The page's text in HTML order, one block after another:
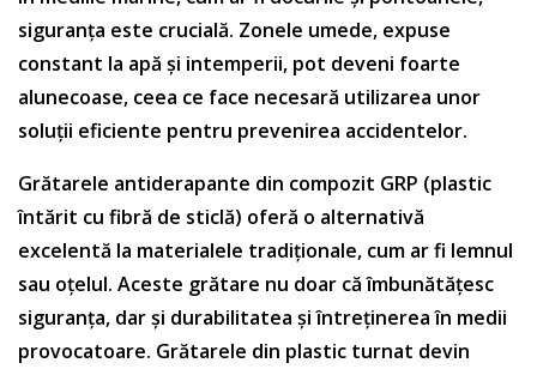
siguranța este crucială. Zonele umede, expuse
constant la apă și intemperii, pot deveni foarte
alunecoase, ceea ce face necesară utilizarea unor
soluții eficiente pentru prevenirea accidentelor.
Grătarele antiderapante din compozit GRP (plastic
întărit cu fibră de sticlă) oferă o alternativă
excelentă la materialele tradiționale, cum ar fi lemnul
sau oțelul. Aceste grătare nu doar că îmbunătățesc
siguranța, dar și durabilitatea și întreținerea în medii
provocatoare. Grătarele din plastic turnat devin